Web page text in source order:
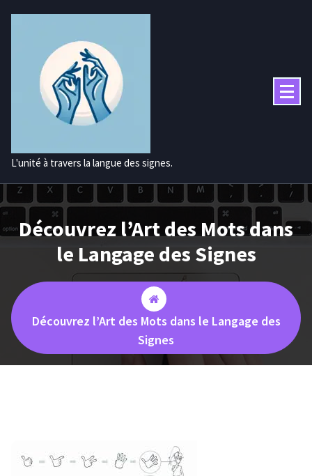
L'unité à travers la langue des signes.
Découvrez l’Art des Mots dans
le Langage des Signes
Découvrez l’Art des Mots dans le Langage des
Signes